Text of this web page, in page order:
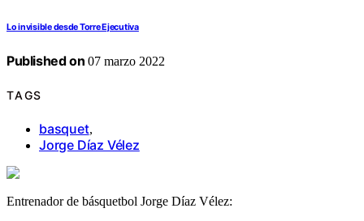
Lo invisible desde Torre Ejecutiva
Published on 07 marzo 2022
TAGS
basquet,
Jorge Díaz Vélez
Entrenador de básquetbol Jorge Díaz Vélez: